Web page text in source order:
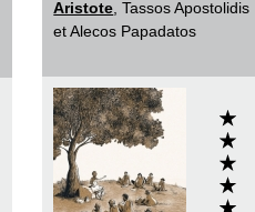
Aristote , Tassos Apostolidis
et Alecos Papadatos